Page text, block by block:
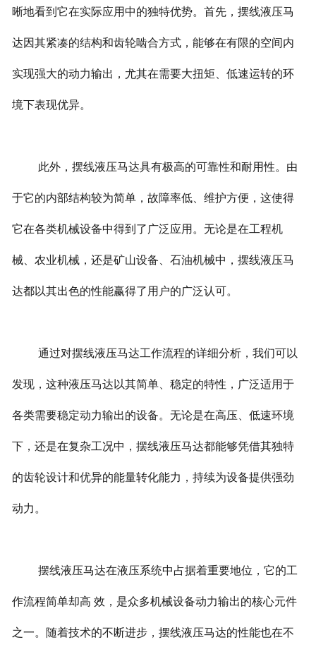
晰地看到它在实际应用中的独特优势。首先，摆线液压马
达因其紧凑的结构和齿轮啮合方式，能够在有限的空间内
实现强大的动力输出，尤其在需要大扭矩、低速运转的环
境下表现优异。
此外，摆线液压马达具有极高的可靠性和耐用性。由
于它的内部结构较为简单，故障率低、维护方便，这使得
它在各类机械设备中得到了广泛应用。无论是在工程机
械、农业机械，还是矿山设备、石油机械中，摆线液压马
达都以其出色的性能赢得了用户的广泛认可。
通过对摆线液压马达工作流程的详细分析，我们可以
发现，这种液压马达以其简单、稳定的特性，广泛适用于
各类需要稳定动力输出的设备。无论是在高压、低速环境
下，还是在复杂工况中，摆线液压马达都能够凭借其独特
的齿轮设计和优异的能量转化能力，持续为设备提供强劲
动力。
摆线液压马达在液压系统中占据着重要地位，它的工
作流程简单却高 效，是众多机械设备动力输出的核心元件
之一。随着技术的不断进步，摆线液压马达的性能也在不